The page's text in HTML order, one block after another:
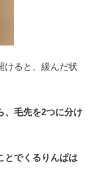
けると、緩んだ状
、毛先を2つに分け
とでくるりんぱは